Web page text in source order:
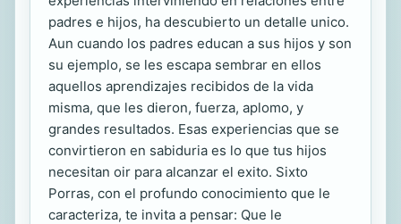
padres e hijos, ha descubierto un detalle unico.
Aun cuando los padres educan a sus hijos y son
su ejemplo, se les escapa sembrar en ellos
aquellos aprendizajes recibidos de la vida
misma, que les dieron, fuerza, aplomo, y
grandes resultados. Esas experiencias que se
convirtieron en sabiduria es lo que tus hijos
necesitan oir para alcanzar el exito. Sixto
Porras, con el profundo conocimiento que le
caracteriza, te invita a pensar: Que le